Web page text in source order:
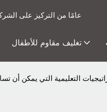
15 عامًا من التركيز على
تغليف مقاوم للأطفال
التعليمية التي يمكن أن